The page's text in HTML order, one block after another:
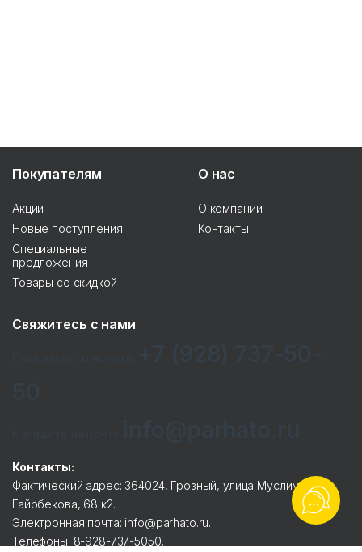
Покупателям
Акции
Новые поступления
Специальные
предложения
Товары со скидкой
О нас
О компании
Контакты
Свяжитесь с нами
Контакты:
Фактический адрес: 364024, Грозный, улица Муслима
Гайрбекова, 68 к2.
Электронная почта: info@parhato.ru.
Телефоны: 8-928-737-5050.